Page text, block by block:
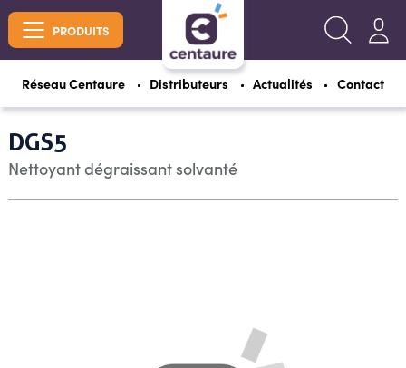
PRODUITS
Réseau Centaure Distributeurs Actualités Contact
DGS5
Nettoyant dégraissant solvanté